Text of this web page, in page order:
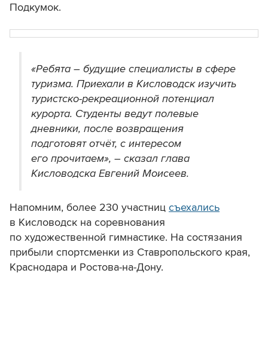
Подкумок.
«Ребята – будущие специалисты в сфере
туризма. Приехали в Кисловодск изучить
туристско-рекреационной потенциал
курорта. Студенты ведут полевые
дневники, после возвращения
подготовят отчёт, с интересом
его прочитаем», – сказал глава
Кисловодска Евгений Моисеев.
Напомним, более 230 участниц съехались
в Кисловодск на соревнования
по художественной гимнастике. На состязания
прибыли спортсменки из Ставропольского края,
Краснодара и Ростова-на-Дону.